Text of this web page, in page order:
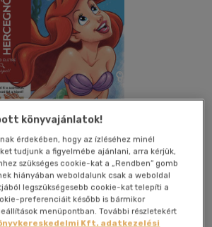
könyvajánlatok!
érdekében, hogy az ízléséhez minél
tudjunk a figyelmébe ajánlani, arra kérjük,
szükséges cookie-kat a „Rendben” gomb
hiányában weboldalunk csak a weboldal
legszükségesebb cookie-kat telepíti a
preferenciáit később is bármikor
menüpontban. További részletekért
Kft. adatkezelési